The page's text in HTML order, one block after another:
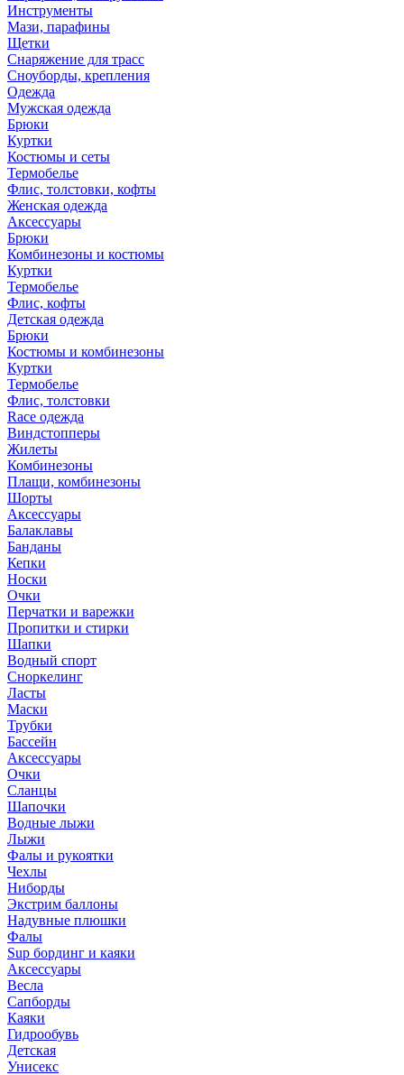
Инструменты
Мази, парафины
Щетки
Снаряжение для трасс
Сноуборды, крепления
Одежда
Мужская одежда
Брюки
Куртки
Костюмы и сеты
Термобелье
Флис, толстовки, кофты
Женская одежда
Аксессуары
Брюки
Комбинезоны и костюмы
Куртки
Термобелье
Флис, кофты
Детская одежда
Брюки
Костюмы и комбинезоны
Куртки
Термобелье
Флис, толстовки
Race одежда
Виндстопперы
Жилеты
Комбинезоны
Плащи, комбинезоны
Шорты
Аксессуары
Балаклавы
Банданы
Кепки
Носки
Очки
Перчатки и варежки
Пропитки и стирки
Шапки
Водный спорт
Сноркелинг
Ласты
Маски
Трубки
Бассейн
Аксессуары
Очки
Сланцы
Шапочки
Водные лыжи
Лыжи
Фалы и рукоятки
Чехлы
Ниборды
Экстрим баллоны
Надувные плюшки
Фалы
Sup бординг и каяки
Аксессуары
Весла
Сапборды
Каяки
Гидрообувь
Детская
Унисекс